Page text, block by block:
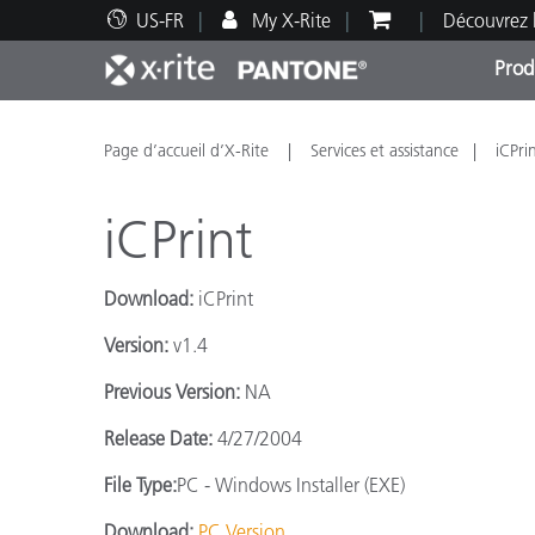
US-FR My X-Rite
Top Produits
Impression et Emballage
Automobile
Assistance technique
Ressources éducatives
Page d’accueil d’X-Rite Services et assistance
iCPrint
Download: iCPrint
Version: v1.4
Previous Version: NA
Release Date: 4/27/2004
File Type:PC - Windows Installer (EXE)